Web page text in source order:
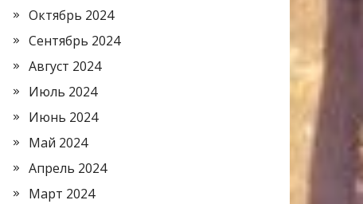
Октябрь 2024
Сентябрь 2024
Август 2024
Июль 2024
Июнь 2024
Май 2024
Апрель 2024
Март 2024